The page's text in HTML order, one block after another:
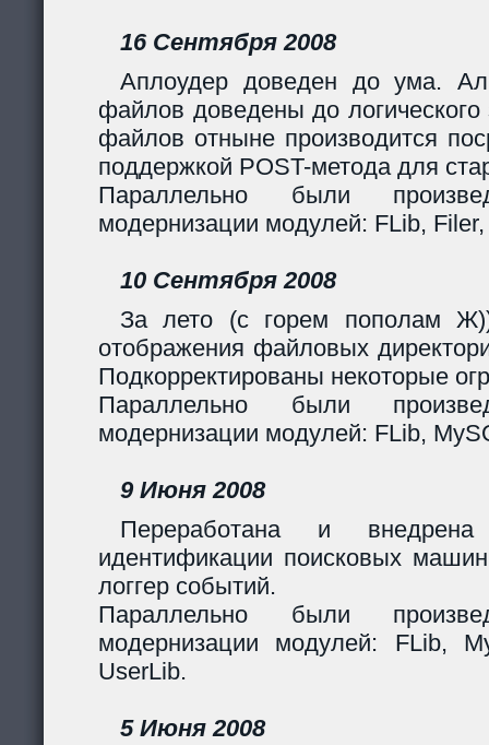
16 Сентября 2008
Аплоудер доведен до ума.
файлов доведены до логического
файлов отныне производится
поддержкой POST-метода для
Параллельно были
модернизации модулей: FLib,
10 Сентября 2008
За лето (с горем пополам
отображения файловых
Подкорректированы некоторые
Параллельно были
модернизации модулей: FLib,
9 Июня 2008
Переработана и
идентификации поисковых
логгер событий.
Параллельно были
модернизации модулей: FLib,
UserLib.
5 Июня 2008